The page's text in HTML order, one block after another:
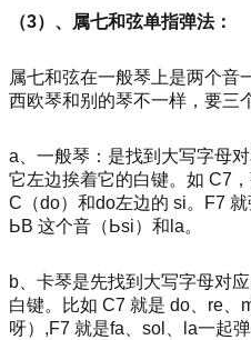
（3）、属七和弦单指弹法：
属七和弦在一般琴上是两个音
西欧琴和别的琴不一样，要三
a、一般琴：是找到大写字母
它左边挨着它的白键。如 C7
C（do）和do左边的 si。F7
ЬB 这个音（Ьsi）和la。
b、卡琴是先找到大写字母对
白键。比如 C7 就是 do、re、
呀）,F7 就是fa、sol、la一起